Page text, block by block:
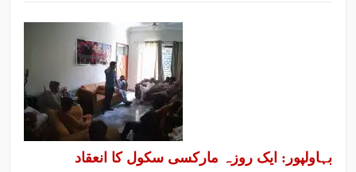
بہاولپور: ایک روزہ مارکسی سکول کا انعقاد